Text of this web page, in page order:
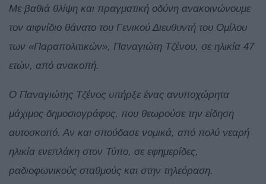
Με βαθιά θλίψη και πραγματική οδύνη ανακοινώνουμε
τον αιφνίδιο θάνατο του Γενικού Διευθυντή του Ομίλου
των «Παραπολιτικών», Παναγιώτη Τζένου, σε ηλικία 47
ετών, από ανακοπή.
Ο Παναγιώτης Τζένος υπήρξε ένας ανυποχώρητα
μάχιμος δημοσιογράφος, που θεωρούσε την είδηση
αυτοσκοπό. Αν και σπούδασε νομικά, από πολύ νεαρή
ηλικία ενεπλάκη στον Τύπο, σε εφημερίδες,
ραδιοφωνικούς σταθμούς και στην τηλεόραση.